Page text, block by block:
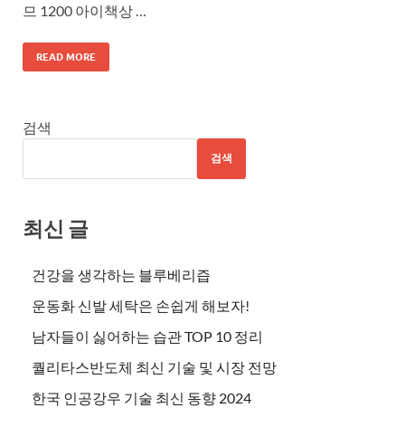
므 1200 아이책상 …
READ MORE
검색
검색
최신 글
건강을 생각하는 블루베리즙
운동화 신발 세탁은 손쉽게 해보자!
남자들이 싫어하는 습관 TOP 10 정리
퀄리타스반도체 최신 기술 및 시장 전망
한국 인공강우 기술 최신 동향 2024